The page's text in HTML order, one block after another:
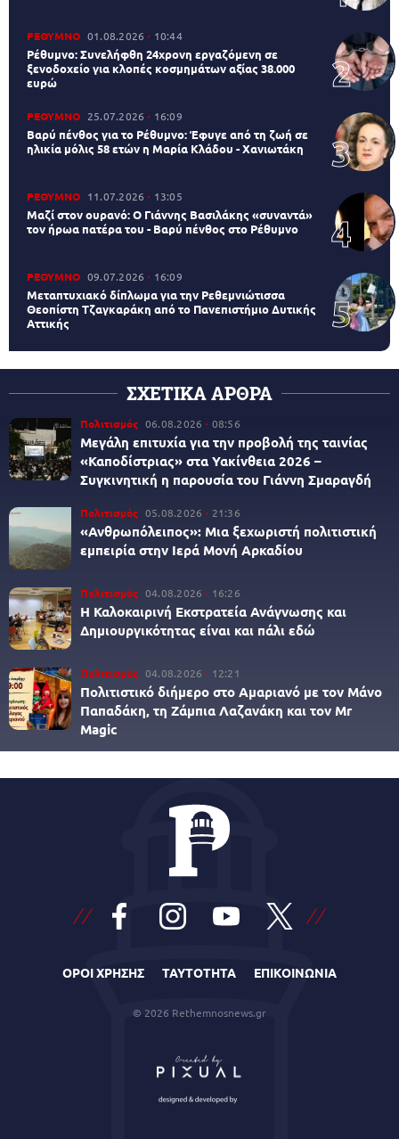
ΡΕΘΥΜΝΟ 01.08.2026 10:44
Ρέθυμνο: Συνελήφθη 24χρονη εργαζόμενη σε
ξενοδοχείο για κλοπές κοσμημάτων αξίας 38.000
ευρώ
ΡΕΘΥΜΝΟ 25.07.2026 16:09
Βαρύ πένθος για το Ρέθυμνο: Έφυγε από τη ζωή σε
ηλικία μόλις 58 ετών η Μαρία Κλάδου - Χανιωτάκη
ΡΕΘΥΜΝΟ 11.07.2026 13:05
Μαζί στον ουρανό: Ο Γιάννης Βασιλάκης «συναντά»
τον ήρωα πατέρα του - Βαρύ πένθος στο Ρέθυμνο
ΡΕΘΥΜΝΟ 09.07.2026 16:09
Μεταπτυχιακό δίπλωμα για την Ρεθεμνιώτισσα
Θεοπίστη Τζαγκαράκη από το Πανεπιστήμιο Δυτικής
Αττικής
ΣΧΕΤΙΚΑ ΑΡΘΡΑ
Πολιτισμός 06.08.2026 08:56
Μεγάλη επιτυχία για την προβολή της ταινίας
«Καποδίστριας» στα Υακίνθεια 2026 –
Συγκινητική η παρουσία του Γιάννη Σμαραγδή
Πολιτισμός 05.08.2026 21:36
«Ανθρωπόλειπος»: Μια ξεχωριστή πολιτιστική
εμπειρία στην Ιερά Μονή Αρκαδίου
Πολιτισμός 04.08.2026 16:26
Η Καλοκαιρινή Εκστρατεία Ανάγνωσης και
Δημιουργικότητας είναι και πάλι εδώ
Πολιτισμός 04.08.2026 12:21
Πολιτιστικό διήμερο στο Αμαριανό με τον Μάνο
Παπαδάκη, τη Ζάμπια Λαζανάκη και τον Mr
Magic
ΟΡΟΙ ΧΡΗΣΗΣ ΤΑΥΤΟΤΗΤΑ ΕΠΙΚΟΙΝΩΝΙΑ
© 2026 Rethemnosnews.gr